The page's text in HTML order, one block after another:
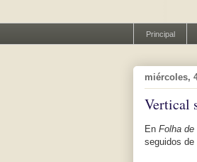
Principal
miércoles,
Vertical
En Folha de
seguidos